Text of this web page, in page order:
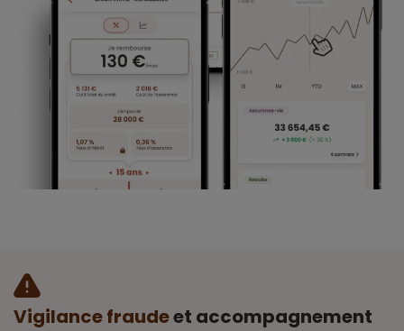
Vigilance fraudeet accompagnement